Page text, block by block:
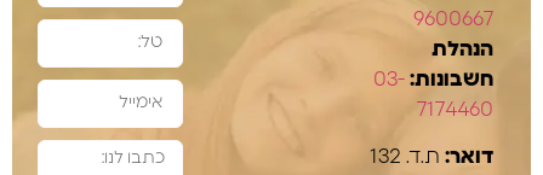
9600667
הנהלת
חשבונות: 03-
7174460
דואר:
ת.ד. 132